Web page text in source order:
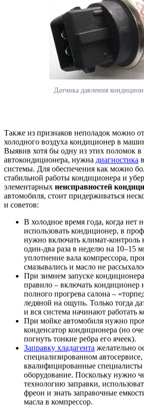
Датчика давления
Также из признаков неполадок можно
холодного воздуха кондиционер в
Выявив хотя бы одну из этих поломок в
автокондиционера, нужна диагностика
системы. Для обеспечения как можно
стабильной работы кондиционера и
элементарных неисправностей
автомобиля, стоит придерживаться
и советов:
В холодное время года, когда нет
использовать кондиционер, в
нужно включать климат-
один-два раза в неделю на 10–15
уплотнение вала компрессора,
смазывались и масло не
При зимнем запуске
правило – включать кондиционер
полного прогрева салона –
ледяной на ощупь. Только тогда
и вся система начинают работать
При мойке автомобиля нужно
конденсатор кондиционера (но
погнуть тонкие ребра его ячеек).
Заправку хладагента желательно
специализированном автосервисе,
квалифицированные специалисты
оборудование. Поскольку нужно
технологию заправки,
фреон и знать заправочные
масла в компрессор.